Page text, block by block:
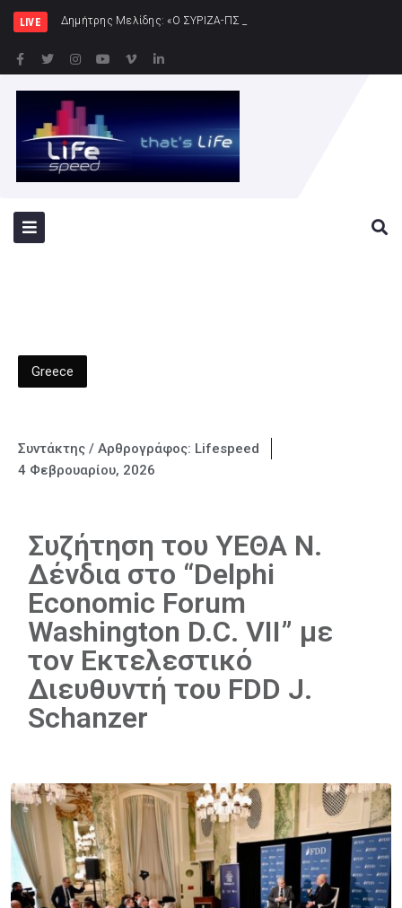
LIVE
Greece
Συντάκτης / Αρθρογράφος: Lifespeed
4 Φεβρουαρίου, 2026
Συζήτηση του ΥΕΘΑ Ν.
Δένδια στο “Delphi
Economic Forum
Washington D.C. VII” με
τον Εκτελεστικό
Διευθυντή του FDD J.
Schanzer